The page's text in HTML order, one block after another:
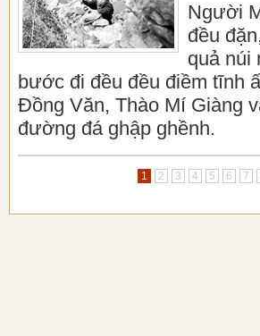
Người
đều
quả núi
bước đi đều đều điềm tĩnh
Đồng Văn, Thào Mí Giàng
đường đá ghập ghềnh.
1 2 3 4 5 6 7